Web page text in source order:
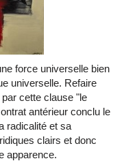
force universelle bien
universelle. Refaire
cette clause "le
antérieur conclu le
radicalité et sa
clairs et donc
apparence.